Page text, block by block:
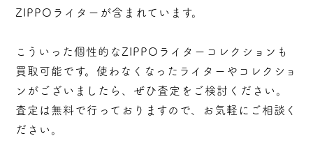
ZIPPOライターが含まれています。
こういった個性的なZIPPOライターコレクションも
買取可能です。使わなくなったライターやコレクショ
ンがございましたら、ぜひ査定をご検討ください。
査定は無料で行っておりますので、お気軽にご相談く
ださい。